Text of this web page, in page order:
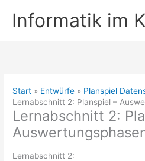
InhaltInformatik im
Start Entwürfe
Planspiel
Lernabschnitt 2: Planspiel –
Lernabschnitt 2:
Lernabschnitt 2: